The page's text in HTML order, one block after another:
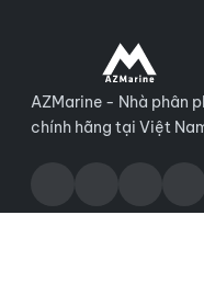
AZMarine - Nhà phân
chính hãng tại Việt